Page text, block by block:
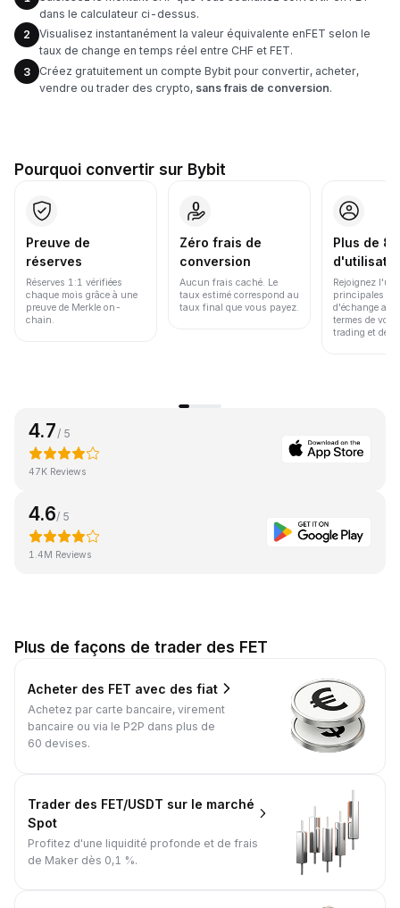
dans le calculateur ci-dessus.
2
Visualisez instantanément la valeur équivalente enFET selon le
taux de change en temps réel entre CHF et FET.
3
Créez gratuitement un compte Bybit pour convertir, acheter,
vendre ou trader des crypto, sans frais de conversion.
Pourquoi convertir sur Bybit
Preuve de
réserves
Réserves 1:1 vérifiées
chaque mois grâce à une
preuve de Merkle on-
chain.
Zéro frais de
conversion
Aucun frais caché. Le
taux estimé correspond au
taux final que vous payez.
Plus de
Rejoignez
principales
d'échange au
termes de
trading et de
4.7 / 5
47K Reviews
4.6/ 5
1.4M Reviews
Plus de façons de trader des FET
Acheter des FET avec des fiat
Achetez par carte bancaire, virement
bancaire ou via le P2P dans plus de
60 devises.
Trader des FET/USDT sur le marché
Spot
Profitez d'une liquidité profonde et de frais
de Maker dès 0,1 %.